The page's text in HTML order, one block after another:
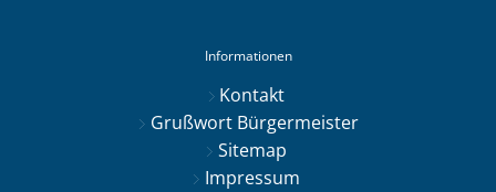
Informationen
Kontakt
Grußwort Bürgermeister
Sitemap
Impressum